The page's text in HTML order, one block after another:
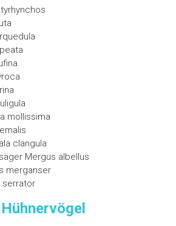
mollissima
clangula
Mergus albellus
merganser
serrator